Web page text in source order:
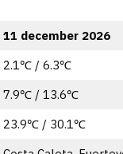
11 december 2026
2.1℃ / 6.3℃
7.9℃ / 13.6℃
23.9℃ / 30.1℃